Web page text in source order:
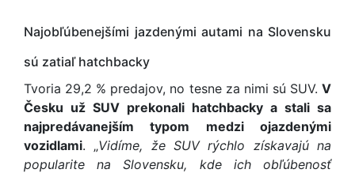
Najobľúbenejšími jazdenými autami na Slovensku
sú zatiaľ hatchbacky
Tvoria 29,2 % predajov, no tesne za nimi sú SUV. V
Česku už SUV prekonali hatchbacky a stali sa
najpredávanejším typom medzi ojazdenými
vozidlami. „Vidíme, že SUV rýchlo získavajú na
popularite na Slovensku, kde ich obľúbenosť